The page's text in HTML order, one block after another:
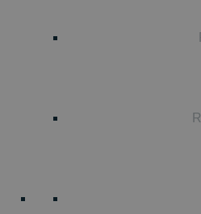
łączy zaawansowane